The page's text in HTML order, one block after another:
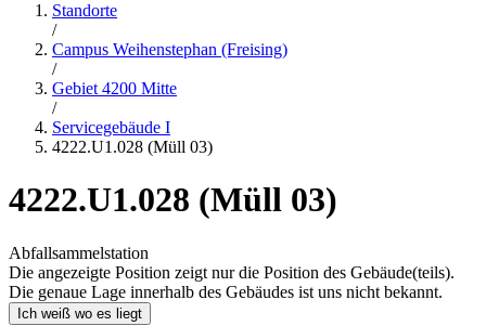
Standorte
/
Campus Weihenstephan (Freising)
/
Gebiet 4200 Mitte
/
Servicegebäude I
4222.U1.028 (Müll 03)
4222.U1.028 (Müll 03)
Abfallsammelstation
Die angezeigte Position zeigt nur die Position des Gebäude(teils).
Die genaue Lage innerhalb des Gebäudes ist uns nicht bekannt.
Ich weiß wo es liegt